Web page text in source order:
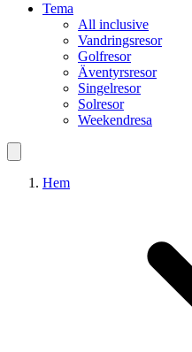
Tema
All inclusive
Vandringsresor
Golfresor
Äventyrsresor
Singelresor
Solresor
Weekendresa
Hem